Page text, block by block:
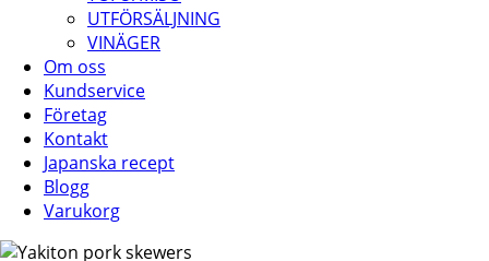
UTFÖRSÄLJNING
VINÄGER
Om oss
Kundservice
Företag
Kontakt
Japanska recept
Blogg
Varukorg